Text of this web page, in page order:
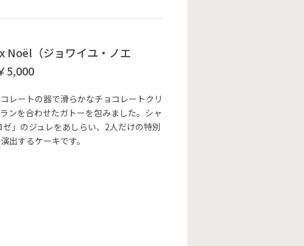
Noël（ジョワイユ・ノエ
レートの器で滑らかなチョコレートクリ
ンを合わせたガトーを包みました。シャ
」のジュレをあしらい、2人だけの特別
出するケーキです。